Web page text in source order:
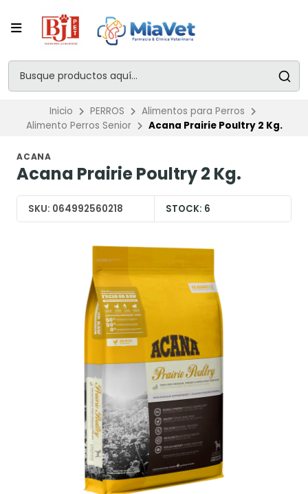
Inicio PERROS
Alimentos para Perros
Alimento Perros Senior
Acana Prairie Poultry 2 Kg.
ACANA
Acana Prairie Poultry 2 Kg.
SKU: 064992560218 STOCK: 6